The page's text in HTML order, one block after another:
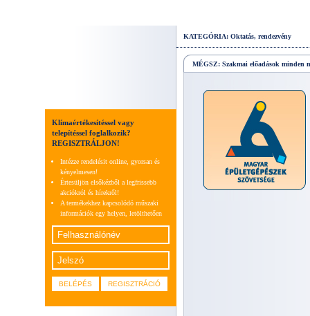
Klímaértékesítéssel vagy
telepítéssel foglalkozik?
REGISZTRÁLJON!
Intézze rendelésit online, gyorsan és
kényelmesen!
Értesüljön elsőkézből a legfrissebb
akciókról és hírekről!
A termékekhez kapcsolódó műszaki
információk egy helyen, letölthetően
KATEGÓRIA: Oktatás, rendezvény
MÉGSZ: Szakmai előadások minden